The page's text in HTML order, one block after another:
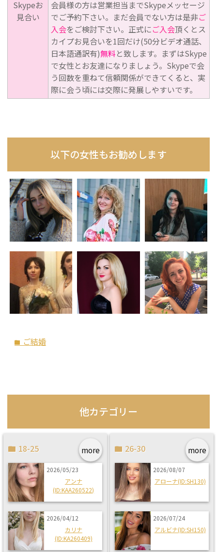
Skypeお
見合い
会員様の方は営業担当までSkypeメッセージ
でご予約下さい。まだ会員でない方は是非ご
入会をご検討下さい。正式にご入会頂くとス
カイプお見合いを1回だけ(50分ビデオ通話、
日本語通訳有)無料と致します。まずはSkype
で女性とお友達になりましょう。Skypeで会
う回数を重ねて信頼関係ができてくると、実
際に会う頃には交際に発展しやすいです。
以下の女性もお勧めします
folder ご結婚
他カテゴリー
more
18-25
2026/05/23
アンナ
(ID:KAA260522)
2026/04/12
カリナ
(ID:KA260409)
more
26-30
2026/08/07
アローナ(ID:SH130)
2026/07/24
アルビナ(ID:SH150)